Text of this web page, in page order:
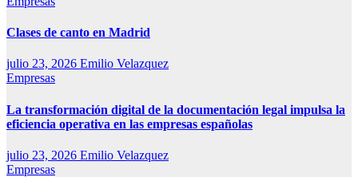
Clases de canto en Madrid
julio 23, 2026 Emilio Velazquez
Empresas
La transformación digital de la documentación legal impulsa la
eficiencia operativa en las empresas españolas
julio 23, 2026 Emilio Velazquez
Empresas